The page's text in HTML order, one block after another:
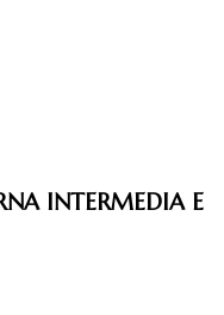
INTERMEDIA E